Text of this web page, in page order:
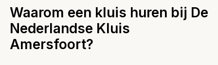
Waarom een kluis huren bij De
Nederlandse Kluis
Amersfoort?